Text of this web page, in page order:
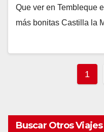
Que ver en Tembleque
más bonitas Castilla la
1
Buscar Otros Viajes